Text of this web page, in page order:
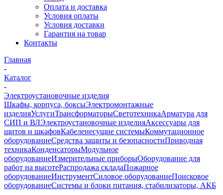
Оплата и доставка
Условия оплаты
Условия доставки
Гарантия на товар
Контакты
Главная
-
Каталог
-
Электроустановочные изделия
Шкафы, корпуса, боксыЭлектромонтажные
изделияУслугиТрансформаторыСветотехникаАрматура для
СИП и ВЛЭлектроустановочные изделияАксессуары для
щитов и шкафовКабеленесущие системыКоммутационное
оборудованиеСредства защиты и безопасностиПриводная
техникаКонденсаторыМодульное
оборудованиеИзмерительные приборыОборудование для
работ на высотеРаспродажа складаПожарное
оборудованиеИнструментСиловое оборудованиеПоисковое
оборудованиеСистемы и блоки питания, стабилизаторы, АКБ